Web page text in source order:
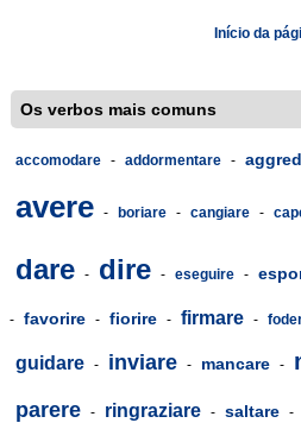
Início da
Os verbos mais comuns
accomodare - addormentare -
avere - boriare - cangiare -
dare - dire - eseguire -
- favorire - fiorire - firmare -
guidare - inviare - mancare -
parere - ringraziare - saltare -